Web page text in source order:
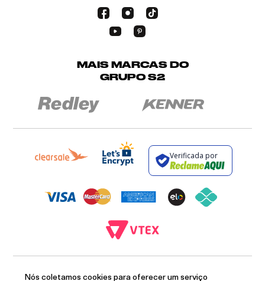
Nós coletamos cookies para oferecer um serviço
MAIS MARCAS DO
GRUPO S2
Verificada por
12.093.445/0002-23